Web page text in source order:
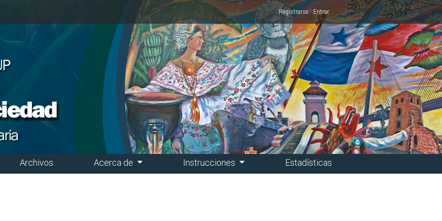
Registrarse Entrar
Archivos Acerca de Instrucciones Estadísticas